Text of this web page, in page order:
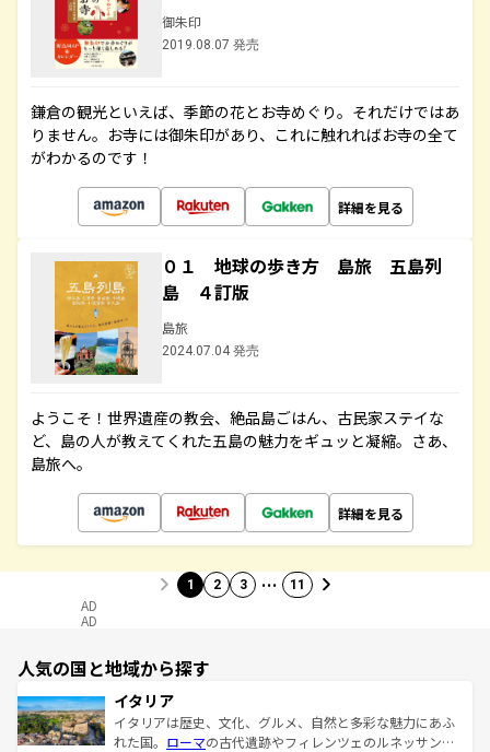
御朱印
2019.08.07 発売
鎌倉の観光といえば、季節の花とお寺めぐり。それだけではあ
りません。お寺には御朱印があり、これに触れればお寺の全て
がわかるのです！
詳細を見る
０１ 地球の歩き方 島旅 五島列
島 ４訂版
島旅
2024.07.04 発売
ようこそ！世界遺産の教会、絶品島ごはん、古民家ステイな
ど、島の人が教えてくれた五島の魅力をギュッと凝縮。さあ、
島旅へ。
詳細を見る
1 2 3 … 11
AD
AD
人気の国と地域から探す
イタリア
イタリアは歴史、文化、グルメ、自然と多彩な魅力にあふ
れた国。 ローマの古代遺跡やフィレンツェのルネッサンス